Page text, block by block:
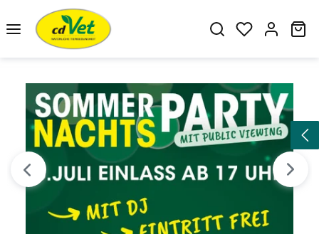
Zum Hauptinhalt springen
Du hast 0
Bildergalerie überspringen